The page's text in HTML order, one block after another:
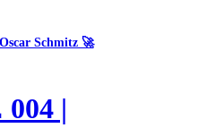
Schmitz 🚀
|